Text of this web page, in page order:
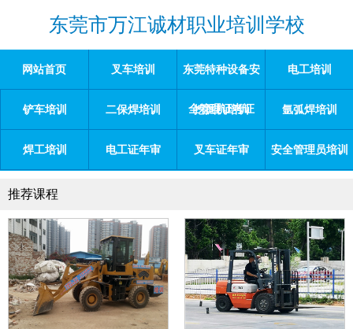
东莞市万江诚材职业培训学校
网站首页 叉车培训 东莞特种设备安
全管理证考证
电工培训
铲车培训 二保焊培训 挖掘机培训 氩弧焊培训
焊工培训 电工证年审 叉车证年审 安全管理员培训
推荐课程